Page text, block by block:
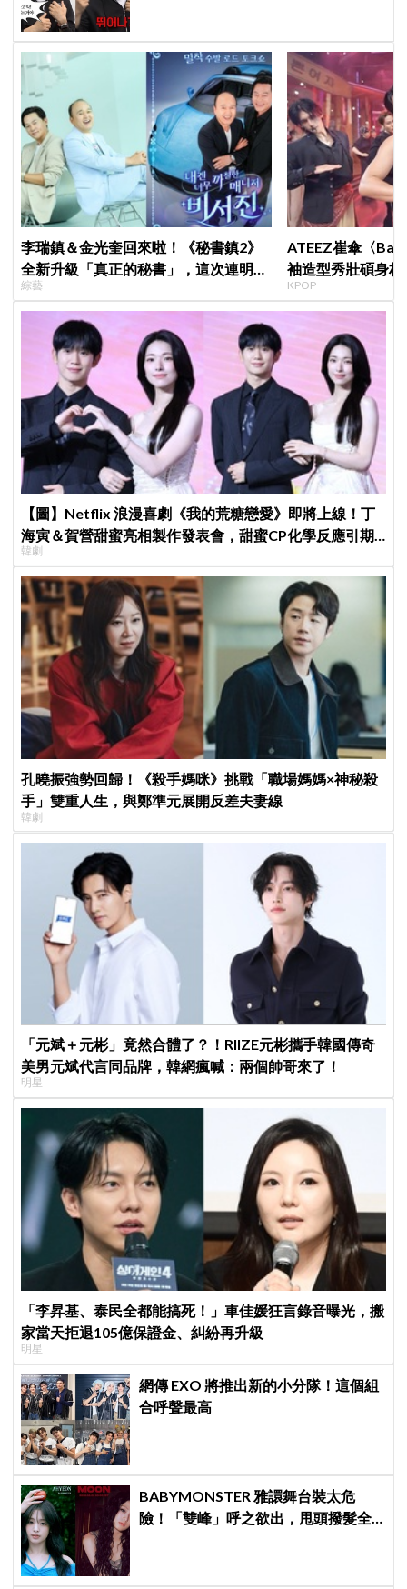
李瑞鎮＆金光奎回來啦！《秘書鎮2》
全新升級「真正的秘書」，這次連明星
私生活都包辦！8月28日首播
綜藝
ATEEZ崔傘〈
袖造型秀壯碩身
Shorts演算法
KPOP
【圖】Netflix 浪漫喜劇《我的荒糖戀愛》即將上線！丁
海寅＆賀營甜蜜亮相製作發表會，甜蜜CP化學反應引期
待
韓劇
孔曉振強勢回歸！《殺手媽咪》挑戰「職場媽媽×神秘殺
手」雙重人生，與鄭準元展開反差夫妻線
韓劇
「元斌＋元彬」竟然合體了？！RIIZE元彬攜手韓國傳奇
美男元斌代言同品牌，韓網瘋喊：兩個帥哥來了！
明星
「李昇基、泰民全都能搞死！」車佳媛狂言錄音曝光，搬
家當天拒退105億保證金、糾紛再升級
明星
網傳 EXO 將推出新的小分隊！這個組
合呼聲最高
BABYMONSTER 雅譞舞台裝太危
險！「雙峰」呼之欲出，甩頭撥髮全